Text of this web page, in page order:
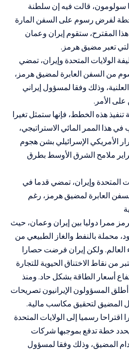
سولومون، قالت فيه إن سلطنة
لفرض رسوم على السفن المارة
المقترح، ستقوم إيران وعمان
تعبر مضيق هرمز.
الولايات المتحدة وإيران، تمضي
من السفن العابرة لمضيق هرمز،
وذلك وفقا لمسؤول إيراني
على الأمر.
هذه الخطط، فإنها ستمثل تغيرا
هذا الممر المائي الاستراتيجي،
الأمريكي الإسرائيلي بشن هجوم
28 شباط/فبراير ملامح الشرق الأوسط بطرق
المتحدة وإيران، تمضي قدما في
العابرة لمضيق هرمز، رغم
ممرا دوليا بين إيران وعمان، حيث
محملة بالنفط والغاز الطبيعي من
العالم. ولكن إيران فرضت حصارا
من نقاط الاختناق الحيوية للتجارة
أسعار الطاقة بشكل حاد. ومنذ
أطلق المسؤولون الإيرانيون تصريحات
المضيق لتحقيق مكاسب مالية.
رسميا إلى الولايات المتحدة
يحدد خطة تدفع بموجبها شركات
المضيق، وذلك وفقا لمسؤول